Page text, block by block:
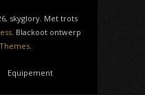
skyglory. Met trots
. Blackoot ontwerp
.
Equipement